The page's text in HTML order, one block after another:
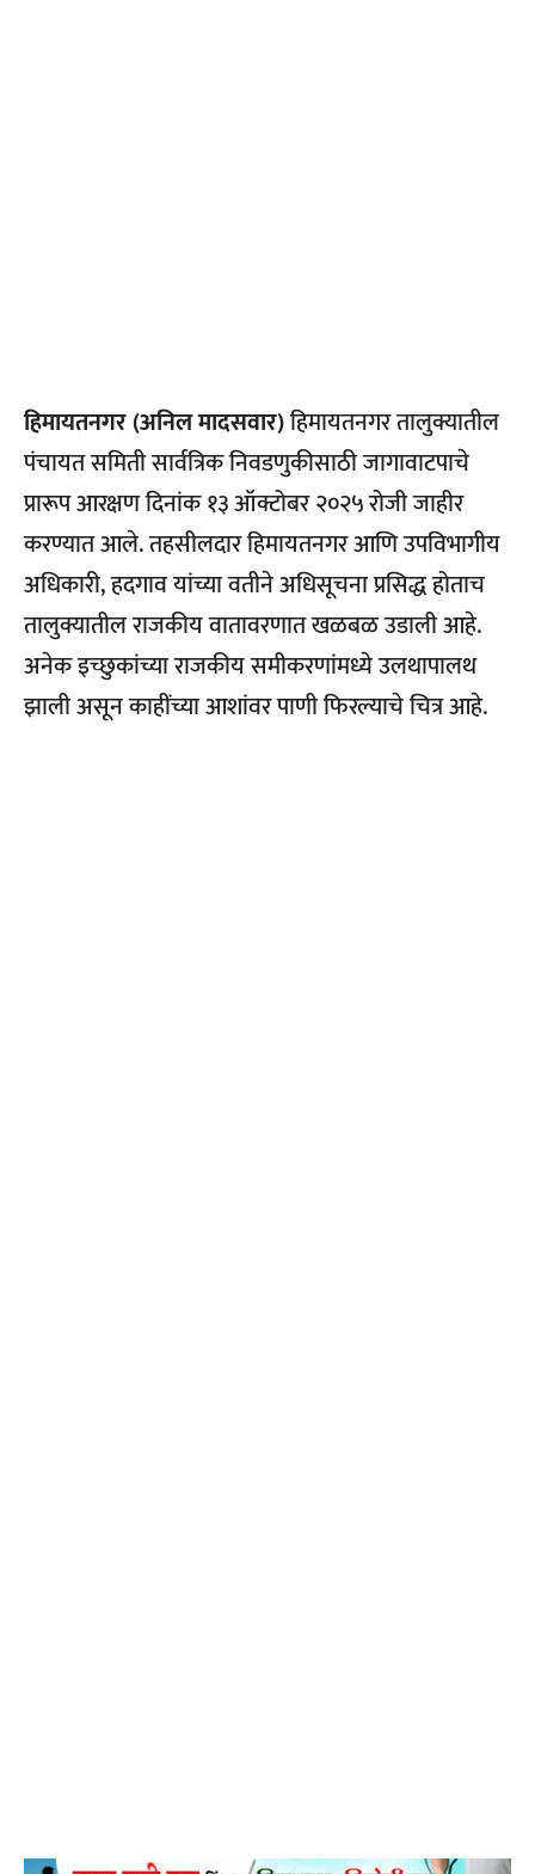
हिमायतनगर (अनिल मादसवार)हिमायतनगर तालुक्यातील
पंचायत समिती सार्वत्रिक निवडणुकीसाठी जागावाटपाचे
प्रारूप आरक्षण दिनांक १३ ऑक्टोबर २०२५ रोजी जाहीर
करण्यात आले. तहसीलदार हिमायतनगर आणि उपविभागीय
अधिकारी, हदगाव यांच्या वतीने अधिसूचना प्रसिद्ध होताच
तालुक्यातील राजकीय वातावरणात खळबळ उडाली आहे.
अनेक इच्छुकांच्या राजकीय समीकरणांमध्ये उलथापालथ
झाली असून काहींच्या आशांवर पाणी फिरल्याचे चित्र आहे.